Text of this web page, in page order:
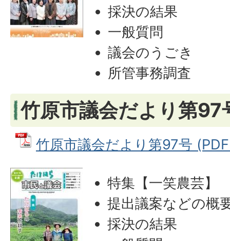
採決の結果
一般質問
議会のうごき
所管事務調査
竹原市議会だより第97
竹原市議会だより第97号
特集【一笑農芸】
提出議案などの概
採決の結果